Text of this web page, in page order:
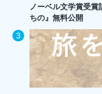
ノーベル文学賞受
ちの』無料公開